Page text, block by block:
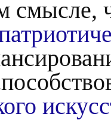
смысле,